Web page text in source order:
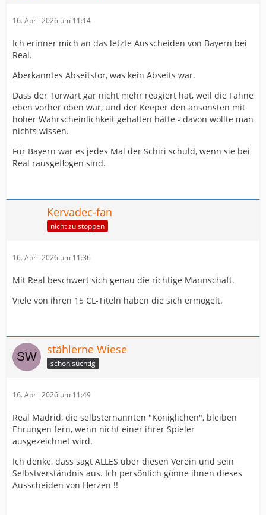
16. April 2026 um 11:14
Ich erinner mich an das letzte Ausscheiden von Bayern bei
Real.
Aberkanntes Abseitstor, was kein Abseits war.
Dass der Torwart gar nicht mehr reagiert hat, weil die Fahne
eben vorher oben war, und der Keeper den ansonsten mit
hoher Wahrscheinlichkeit gehalten hätte - davon wollte man
nichts wissen.
Für Bayern war es jedes Mal der Schiri schuld, wenn sie bei
Real rausgeflogen sind.
Kervadec-fan
nicht zu stoppen
16. April 2026 um 11:36
Mit Real beschwert sich genau die richtige Mannschaft.
Viele von ihren 15 CL-Titeln haben die sich ermogelt.
stählerne Wiese
schon süchtig
16. April 2026 um 11:49
Real Madrid, die selbsternannten "Königlichen", bleiben
Ehrungen fern, wenn nicht einer ihrer Spieler
ausgezeichnet wird.
Ich denke, dass sagt ALLES über diesen Verein und sein
Selbstverständnis aus. Ich persönlich gönne ihnen dieses
Ausscheiden von Herzen !!